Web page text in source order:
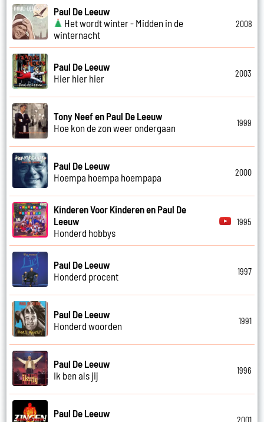
Paul De Leeuw
Het wordt winter - Midden in de
winternacht
2008
Paul De Leeuw
Hier hier hier
2003
Tony Neef en Paul De Leeuw
Hoe kon de zon weer ondergaan
1999
Paul De Leeuw
Hoempa hoempa hoempapa
2000
Kinderen Voor Kinderen en Paul De
Leeuw
Honderd hobbys
1995
Paul De Leeuw
Honderd procent
1997
Paul De Leeuw
Honderd woorden
1991
Paul De Leeuw
Ik ben als jij
1996
Paul De Leeuw
2001